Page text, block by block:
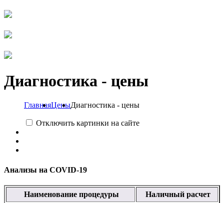
Диагностика - цены
ГлавнаяЦеныДиагностика - цены
Отключить картинки на сайте
Анализы на COVID-19
Наименование процедуры Наличный расчет